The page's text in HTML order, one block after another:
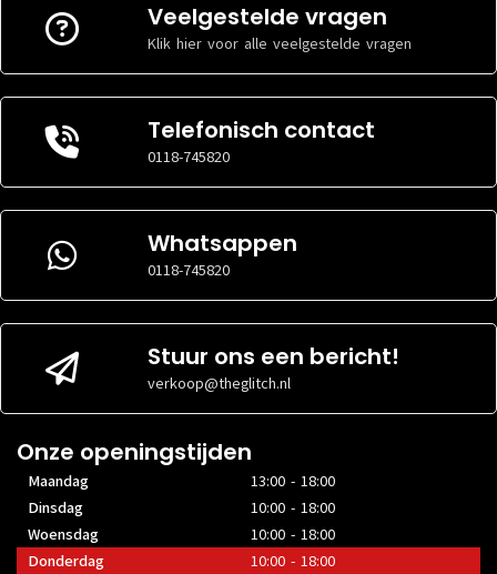
Veelgestelde vragen
Klik hier voor alle veelgestelde vragen
Telefonisch contact
0118-745820
Whatsappen
0118-745820
Stuur ons een bericht!
verkoop@theglitch.nl
Onze openingstijden
Maandag
13:00 - 18:00
Dinsdag
10:00 - 18:00
Woensdag
10:00 - 18:00
Donderdag
10:00 - 18:00